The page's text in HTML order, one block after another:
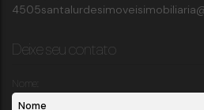
4505
Deixe seu contato
Nome: